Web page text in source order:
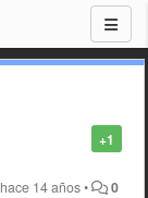
+1
hace 14 años• 0